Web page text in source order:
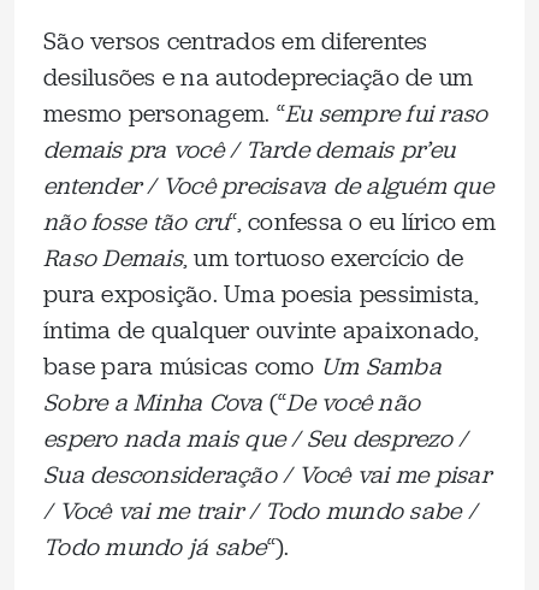
São versos centrados em diferentes
desilusões e na autodepreciação de um
mesmo personagem. “Eu sempre fui raso
demais pra você / Tarde demais pr’eu
entender / Você precisava de alguém que
não fosse tão cru“, confessa o eu lírico em
Raso Demais, um tortuoso exercício de
pura exposição. Uma poesia pessimista,
íntima de qualquer ouvinte apaixonado,
base para músicas como Um Samba
Sobre a Minha Cova (“De você não
espero nada mais que / Seu desprezo /
Sua desconsideração / Você vai me pisar
/ Você vai me trair / Todo mundo sabe /
Todo mundo já sabe“).